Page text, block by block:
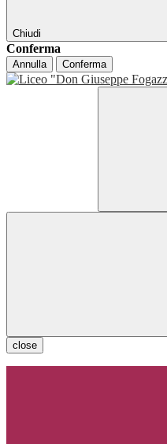
Chiudi
Conferma
Annulla Conferma
close